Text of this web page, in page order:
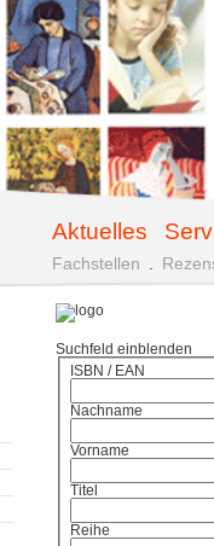
Aktuelles
Fachstellen
Suchfeld einblenden
ISBN / EAN
Nachname
Vorname
Titel
Reihe